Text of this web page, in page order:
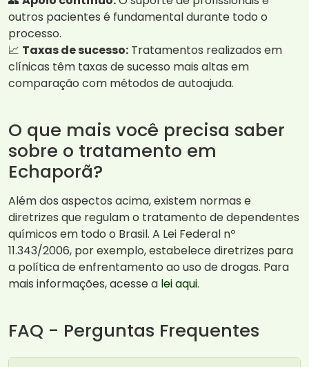
outros pacientes é fundamental durante todo o
processo.
📈 Taxas de sucesso: Tratamentos realizados em
clínicas têm taxas de sucesso mais altas em
comparação com métodos de autoajuda.
O que mais você precisa saber
sobre o tratamento em
Echaporã?
Além dos aspectos acima, existem normas e
diretrizes que regulam o tratamento de dependentes
químicos em todo o Brasil. A Lei Federal nº
11.343/2006, por exemplo, estabelece diretrizes para
a política de enfrentamento ao uso de drogas. Para
mais informações, acesse a lei aqui.
FAQ - Perguntas Frequentes